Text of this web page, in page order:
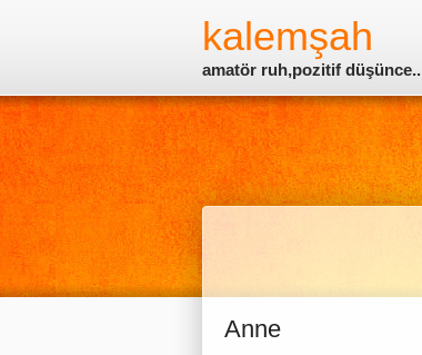
kalemşah
amatör ruh,pozitif düşünce..
Anne